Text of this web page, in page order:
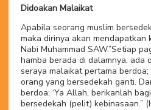
Didoakan Malaikat
Apabila seorang muslim
maka dirinya akan mendapatkan
Nabi Muhammad SAW.”Setiap
hamba berada di dalamnya, ada
seraya malaikat pertama
orang yang bersedekah ganti.
berdoa; ‘Ya Allah, berikanlah
bersedekah (pelit) kebinasaan.”